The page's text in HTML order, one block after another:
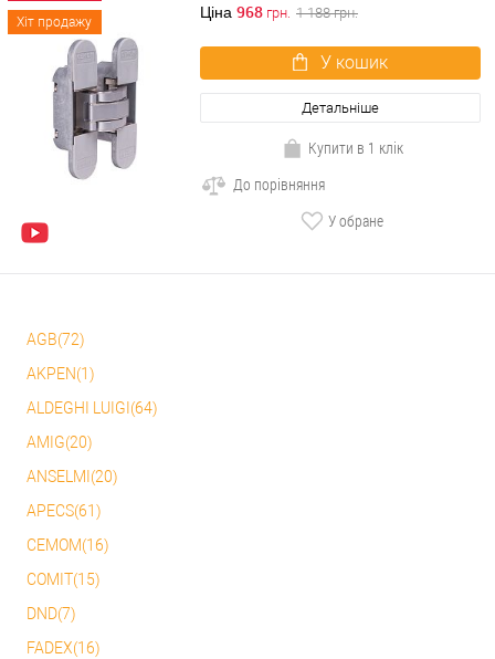
Хіт продажу
Ціна 968 грн. 1 188грн.
У кошик
Детальніше
Купити в 1 клік
До порівняння
У обране
AGB(72)
AKPEN(1)
ALDEGHI LUIGI(64)
AMIG(20)
ANSELMI(20)
APECS(61)
CEMOM(16)
COMIT(15)
DND(7)
FADEX(16)